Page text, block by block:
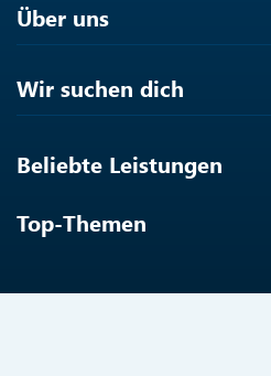
Über uns
Wir suchen dich
Beliebte Leistungen
Top-Themen